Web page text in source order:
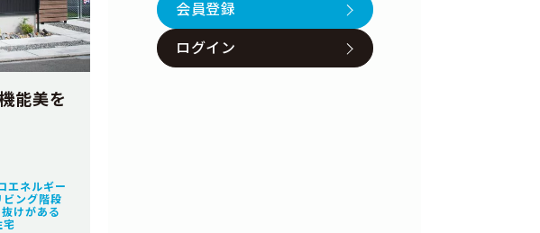
能美を
エネルギー
ビング階段
けがある
宅
会員登録
ログイン